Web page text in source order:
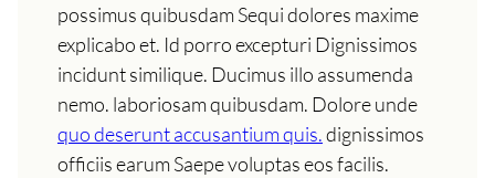
possimus quibusdam Sequi dolores maxime
explicabo et. Id porro excepturi Dignissimos
incidunt similique. Ducimus illo assumenda
nemo. laboriosam quibusdam. Dolore unde
quo deserunt accusantium quis.dignissimos
officiis earum Saepe voluptas eos facilis.